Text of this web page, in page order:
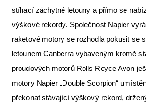
stíhací záchytné letouny a přímo se
výškové rekordy. Společnost Napier
raketové motory se rozhodla pokusit se
letounem Canberra vybaveným kromě
proudových motorů Rolls Royce Avon
motory Napier „Double Scorpion“
překonat stávající výškový rekord,